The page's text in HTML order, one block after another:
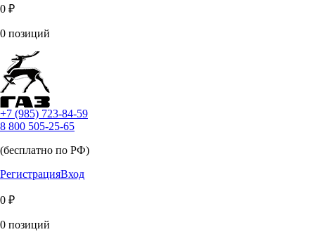
0 ₽
0 позиций
+7 (985) 723-84-59
8 800 505-25-65
(бесплатно по РФ)
РегистрацияВход
0 ₽
0 позиций